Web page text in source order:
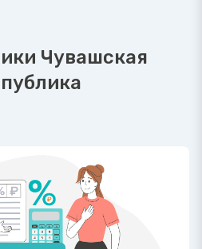
Чувашская